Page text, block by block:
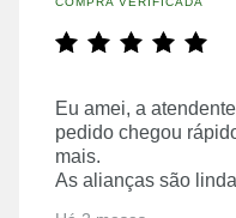
Eu amei, a
pedido chegou
mais.
As alianças são